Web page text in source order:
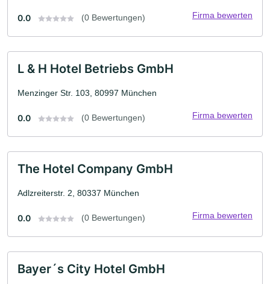
0.0 (0 Bewertungen) Firma bewerten
L & H Hotel Betriebs GmbH
Menzinger Str. 103, 80997 München
0.0 (0 Bewertungen) Firma bewerten
The Hotel Company GmbH
Adlzreiterstr. 2, 80337 München
0.0 (0 Bewertungen) Firma bewerten
Bayer´s City Hotel GmbH